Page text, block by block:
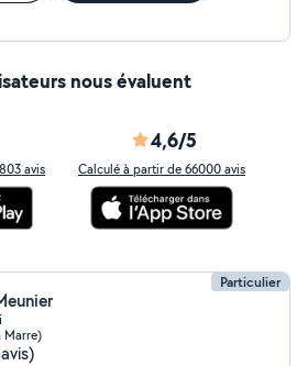
nous évaluent
avis
4,6/5
Calculé à partir de 66000 avis
Particulier
Marre)